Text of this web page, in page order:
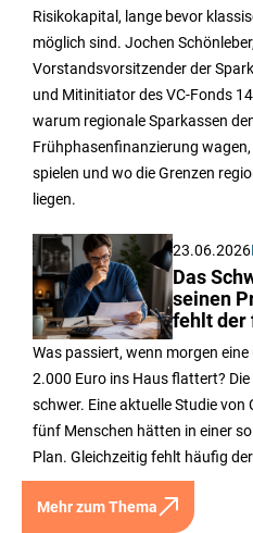
Risikokapital, lange bevor
möglich sind. Jochen
Vorstandsvorsitzender der
und Mitinitiator des VC-Fonds
warum regionale Sparkassen
Frühphasenfinanzierung
spielen und wo die Grenzen
liegen.
23.06.2026
Das
seinen
fehlt der
Was passiert, wenn morgen
2.000 Euro ins Haus flattert?
schwer. Eine aktuelle Studie von
fünf Menschen hätten in einer
Plan. Gleichzeitig fehlt häufig
Mehr zum Thema